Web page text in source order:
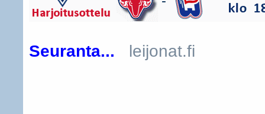
Seuranta... leijonat.fi